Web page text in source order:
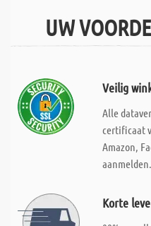
UW
Veilig
Alle
certificaat
Amazon,
aanmelden.
Korte